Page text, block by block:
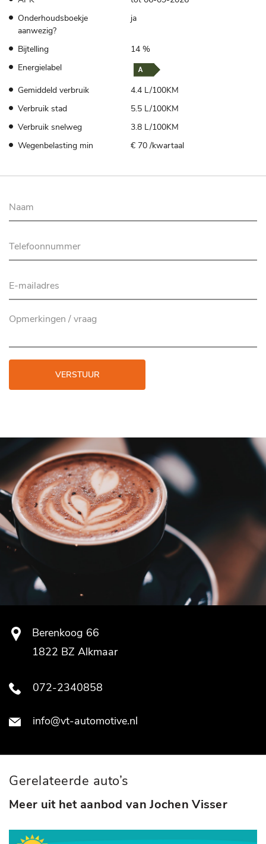
Onderhoudsboekje
aanwezig?
ja
Bijtelling
14 %
Energielabel
Gemiddeld verbruik
4.4 L/100KM
Verbruik stad
5.5 L/100KM
Verbruik snelweg
3.8 L/100KM
Wegenbelasting min
€ 70 /kwartaal
VERSTUUR
Berenkoog 66
1822 BZ Alkmaar
072-2340858
info@vt-automotive.nl
Gerelateerde auto’s
Meer uit het aanbod van Jochen Visser